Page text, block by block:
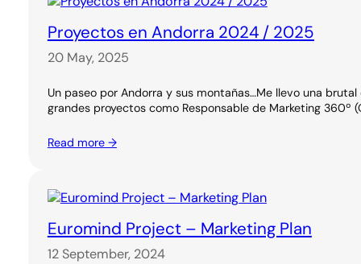
Proyectos en Andorra 2024 / 2025
20 May, 2025
Un paseo por Andorra y sus montañas…Me llevo una
grandes proyectos como Responsable de Marketing 360º
Read more →
Euromind Project – Marketing Plan
12 September, 2024